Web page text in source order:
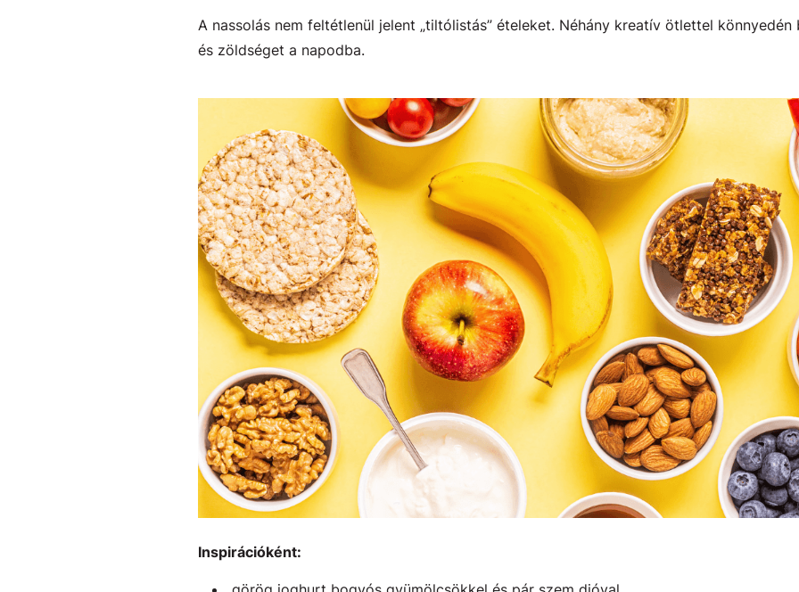
A nassolás nem feltétlenül jelent „tiltólistás” ételeket. Néhány kreatív ötlettel
és zöldséget a napodba.
Inspirációként: